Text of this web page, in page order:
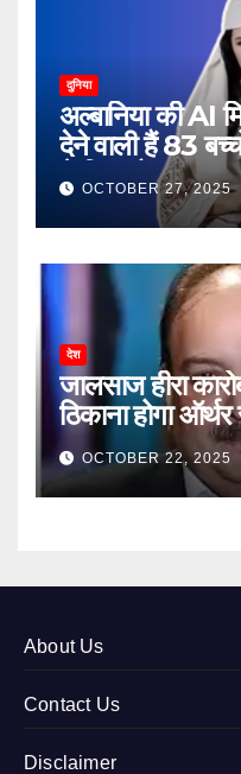
दुनिया
अल्बानिया की AI
देने वाली हैं 83
ने किया हैरान
OCTOBER 27, 2025
देश
जालसाज हीरा
ठिकाना होगा
12OCTOBER 22, 2025
About Us
Contact Us
Disclaimer